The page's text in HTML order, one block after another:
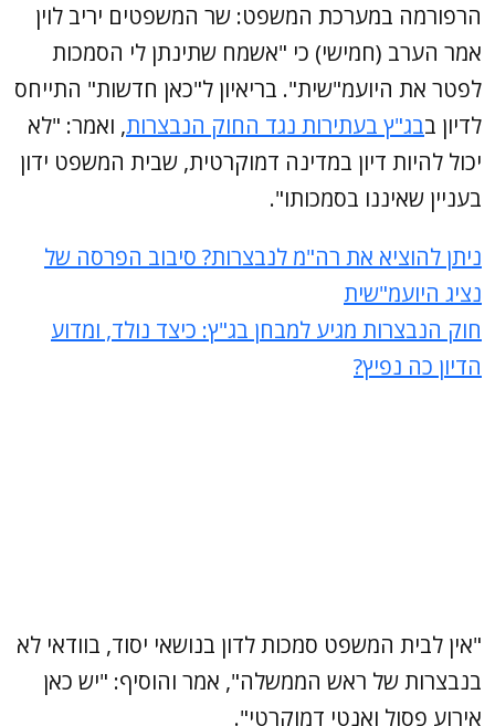
הרפורמה במערכת המשפט: שר המשפטים יריב לוין
אמר הערב (חמישי) כי "אשמח שתינתן לי הסמכות
לפטר את היועמ"שית". בריאיון ל"כאן חדשות" התייחס
לדיון בבג"ץ בעתירות נגד החוק הנבצרות, ואמר: "לא
יכול להיות דיון במדינה דמוקרטית, שבית המשפט ידון
בעניין שאיננו בסמכותו".
ניתן להוציא את רה"מ לנבצרות? סיבוב הפרסה של
נציג היועמ"שית
חוק הנבצרות מגיע למבחן בג"ץ: כיצד נולד, ומדוע
הדיון כה נפיץ?
"אין לבית המשפט סמכות לדון בנושאי יסוד, בוודאי לא
בנבצרות של ראש הממשלה", אמר והוסיף: "יש כאן
אירוע פסול ואנטי דמוקרטי".